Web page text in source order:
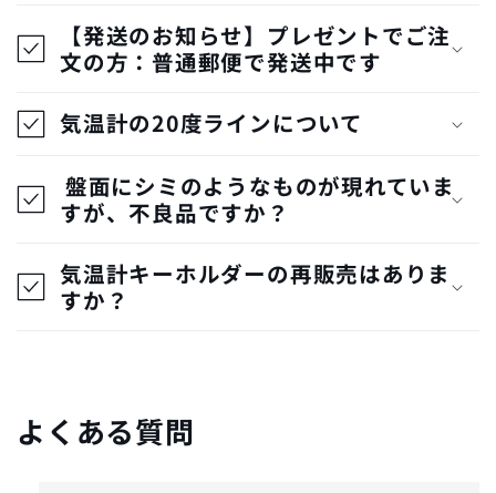
【発送のお知らせ】プレゼントでご注
文の方：普通郵便で発送中です
気温計の20度ラインについて
盤面にシミのようなものが現れていま
すが、不良品ですか？
気温計キーホルダーの再販売はありま
すか？
よくある質問